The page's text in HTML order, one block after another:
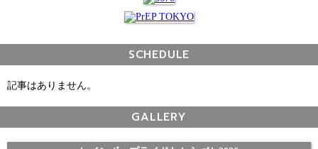
SCHEDULE
記事はありません。
GALLERY